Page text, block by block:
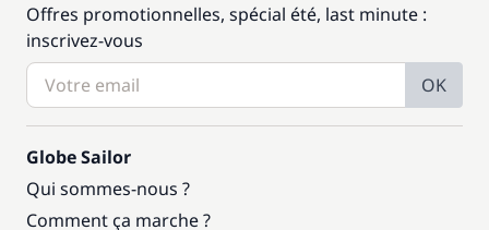
Offres promotionnelles, spécial été, last minute :
inscrivez-vous
OK
Globe Sailor
Qui sommes-nous ?
Comment ça marche ?